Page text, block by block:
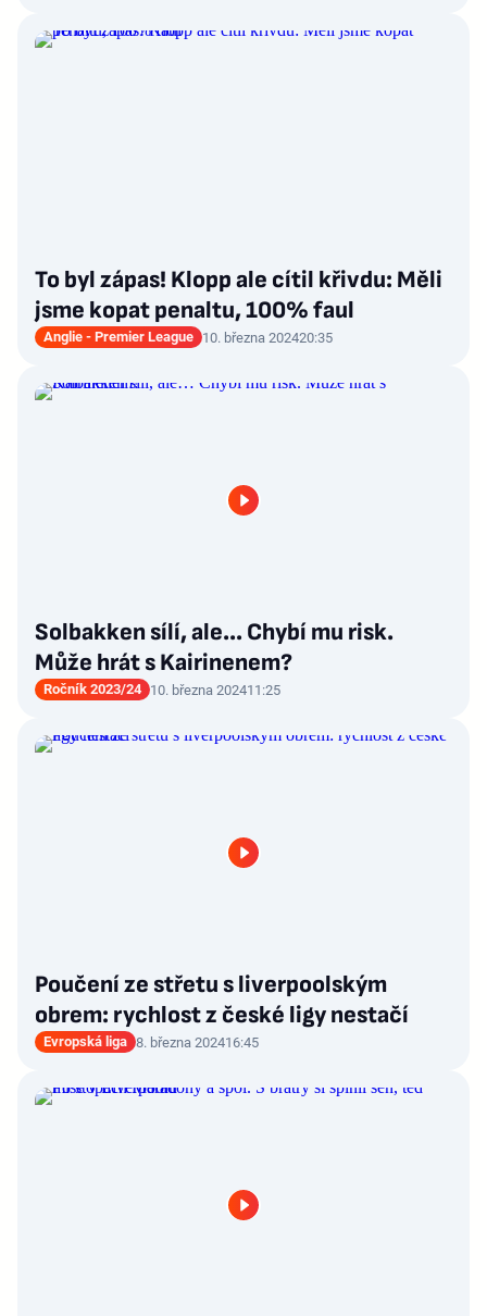
To byl zápas! Klopp ale cítil křivdu: Měli
jsme kopat penaltu, 100% faul
Anglie - Premier League 10. března 202420:35
Solbakken sílí, ale… Chybí mu risk.
Může hrát s Kairinenem?
Ročník 2023/24 10. března 202411:25
Poučení ze střetu s liverpoolským
obrem: rychlost z české ligy nestačí
Evropská liga 8. března 202416:45